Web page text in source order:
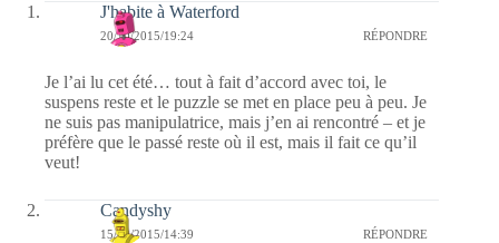
J'habite à Waterford
20/10/2015/19:24 RÉPONDRE
Je l’ai lu cet été… tout à fait d’accord avec toi, le
suspens reste et le puzzle se met en place peu à peu. Je
ne suis pas manipulatrice, mais j’en ai rencontré – et je
préfère que le passé reste où il est, mais il fait ce qu’il
veut!
Candyshy
15/10/2015/14:39 RÉPONDRE